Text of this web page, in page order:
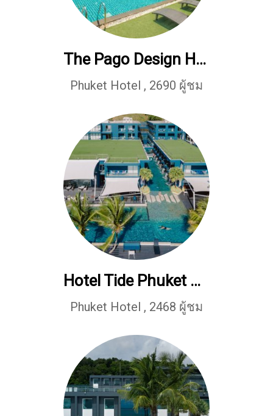
The Pago Design Hotel Phuket
Phuket Hotel , 2690 ผู้ชม
Hotel Tide Phuket Beach Front
Phuket Hotel , 2468 ผู้ชม